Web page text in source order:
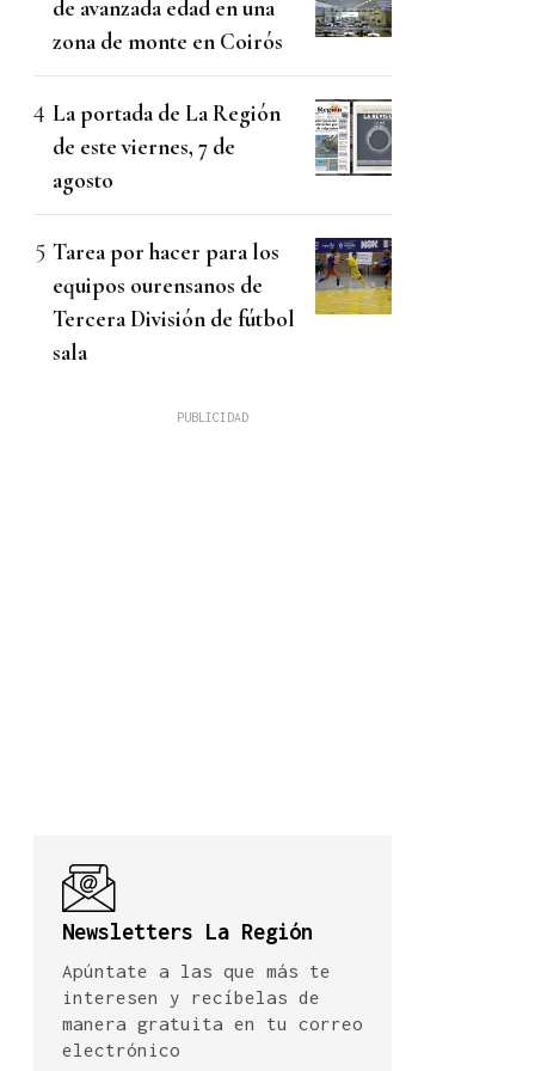
de avanzada edad en una
zona de monte en Coirós
La portada de La Región
de este viernes, 7 de
agosto
Tarea por hacer para los
equipos ourensanos de
Tercera División de fútbol
sala
Newsletters La Región
Apúntate a las que más te
interesen y recíbelas de
manera gratuita en tu correo
electrónico